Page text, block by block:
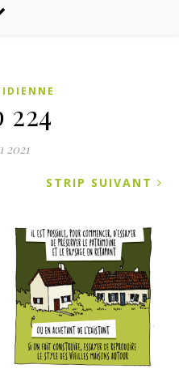
2021
STRIP SUIVANT